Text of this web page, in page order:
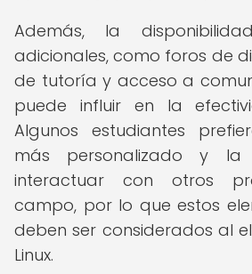
Además, la
adicionales, como foros de
de tutoría y acceso a
puede influir en la
Algunos estudiantes
más personalizado y la
interactuar con otros
campo, por lo que estos
deben ser considerados al
Linux.